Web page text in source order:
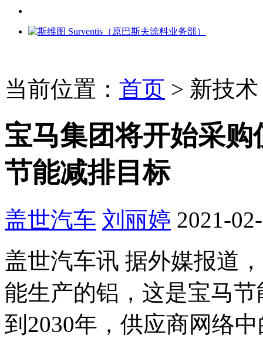
当前位置： 首页 > 新技术
宝马集团将开始采
节能减排目标
盖世汽车 刘丽婷 2021-
盖世汽车讯 据外媒报道
能生产的铝，这是宝马
到2030年，供应商网络